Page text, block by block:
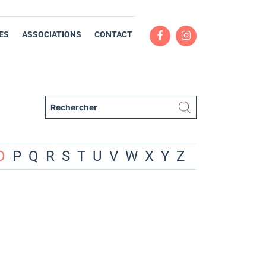
ASSOCIATIONS CONTACT
P Q R S T U V W X Y Z